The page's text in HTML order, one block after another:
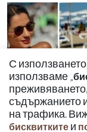
С
използваме „
съдържанието
на трафика.
бисквитките и